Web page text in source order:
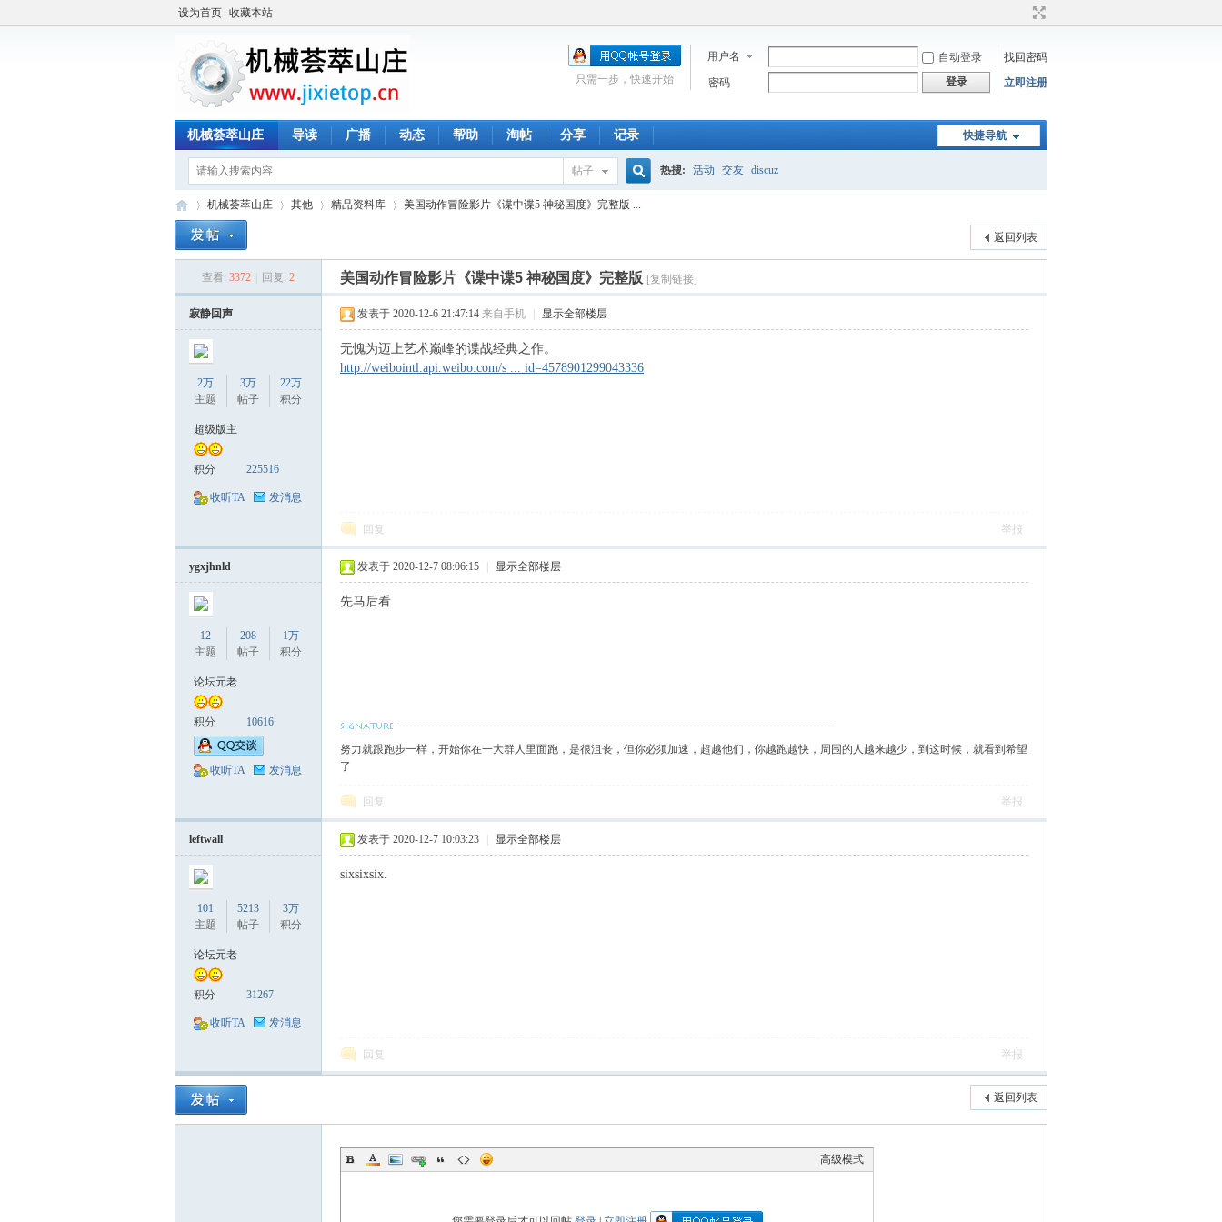
设为首页 收藏本站
用户名 自动登录
找回密码
密码
登录 立即注册
只需一步，快速开始
快捷导航
机械荟萃山庄 导读 广播 动态 帮助 淘帖 分享 记录
帖子
索
热搜: 活动 交友 discuz
机械荟萃山庄
›
其他 精品资料库
›
美国动作冒险影片《谍中谍5 神秘国度》完整版 ...
返回列表
查看: 3372 回复: 2 美国动作冒险影片《谍中谍5 神秘国度》完整版 [复制链接]
寂静回声
2万
主题
3万
帖子
22万
积分
超级版主
积分 225516
收听TA 发消息
发表于 2020-12-6 21:47:14 来自手机 显示全部楼层
无愧为迈上艺术巅峰的谍战经典之作。
http://weibointl.api.weibo.com/s ... id=4578901299043336
回复 举报
ygxjhnld
12
主题
208
帖子
1万
积分
论坛元老
积分 10616
收听TA 发消息
发表于 2020-12-7 08:06:15 显示全部楼层
先马后看
努力就跟跑步一样，开始你在一大群人里面跑，是很沮丧，但你必须加速，超越他们，你越跑越快，周围的人越来越少，到这时候，就看到希望
了
回复 举报
leftwall
101
主题
5213
帖子
3万
积分
论坛元老
积分 31267
收听TA 发消息
发表于 2020-12-7 10:03:23 显示全部楼层
sixsixsix.
回复 举报
返回列表
高级模式